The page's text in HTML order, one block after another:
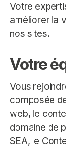
Votre
améliorer la
nos sites.
Votre
Vous
composée
web, le
domaine de
SEA, le